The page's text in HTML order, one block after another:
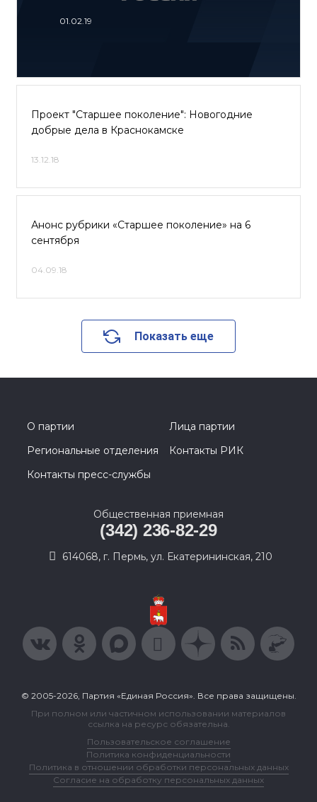
01.02.19
Проект "Старшее поколение": Новогодние
добрые дела в Краснокамске
13.12.18
Анонс рубрики «Старшее поколение» на 6
сентября
04.09.18
Показать еще
О партии
Лица партии
Региональные отделения
Контакты РИК
Контакты пресс-службы
Общественная приемная
(342) 236-82-29
614068, г. Пермь, ул. Екатерининская, 210
© 2005-2026, Партия «Единая Россия». Все права защищены.
При полном или частичном использовании материалов
ссылка на ресурс обязательна.
Пользовательское соглашение
Политика конфиденциальности
Политика в отношении обработки персональных данных
Согласие на обработку персональных данных